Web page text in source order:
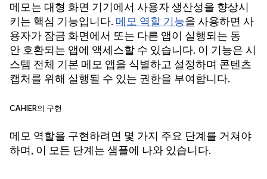
메모는 대형 화면 기기에서 사용자 생산성을 향상시
키는 핵심 기능입니다. 메모 역할 기능을 사용하면 사
용자가 잠금 화면에서 또는 다른 앱이 실행되는 동
안 호환되는 앱에 액세스할 수 있습니다. 이 기능은 시
스템 전체 기본 메모 앱을 식별하고 설정하며 콘텐츠
캡처를 위해 실행될 수 있는 권한을 부여합니다.
Cahier의 구현
메모 역할을 구현하려면 몇 가지 주요 단계를 거쳐야
하며, 이 모든 단계는 샘플에 나와 있습니다.